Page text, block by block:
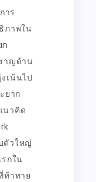
าร
ภาพใน
าญด้าน
เน้นไป
ยาก
นวคิด
ตัวใหญ่
กใน
ท้าทาย